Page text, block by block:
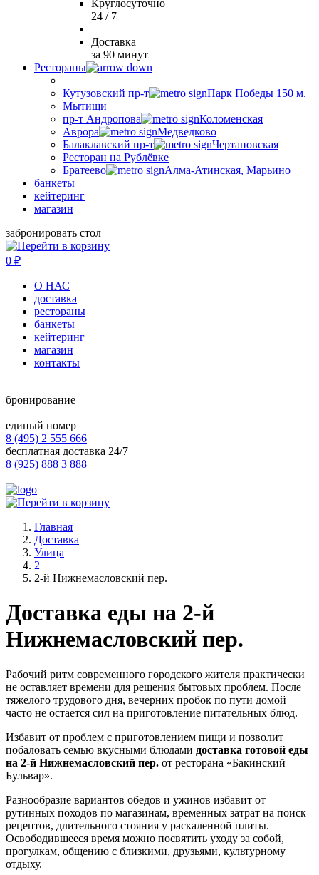
Круглосуточно
24 / 7
Доставка
за 90 минут
Рестораны
Кутузовский пр-т
Парк Победы 150 м.
Мытищи
пр-т Андропова
Коломенская
Аврора
Медведково
Балаклавский пр-т
Чертановская
Ресторан на Рублёвке
Братеево
Алма-Атинская, Марьино
банкеты
кейтеринг
магазин
забронировать стол
0 ₽
О НАС
доставка
рестораны
банкеты
кейтеринг
магазин
контакты
бронирование
единый номер
8 (495) 2 555 666
бесплатная доставка 24/7
8 (925) 888 3 888
Главная
Доставка
Улица
2
2-й Нижнемасловский пер.
Доставка еды на 2-й
Нижнемасловский пер.
Рабочий ритм современного городского жителя практически
не оставляет времени для решения бытовых проблем. После
тяжелого трудового дня, вечерних пробок по пути домой
часто не остается сил на приготовление питательных блюд.
Избавит от проблем с приготовлением пищи и позволит
побаловать семью вкусными блюдами доставка готовой еды
на 2-й Нижнемасловский пер. от ресторана «Бакинский
Бульвар».
Разнообразие вариантов обедов и ужинов избавит от
рутинных походов по магазинам, временных затрат на поиск
рецептов, длительного стояния у раскаленной плиты.
Освободившееся время можно посвятить уходу за собой,
прогулкам, общению с близкими, друзьями, культурному
отдыху.